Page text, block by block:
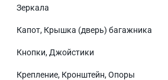
Зеркала
Капот, Крышка (дверь) багажника
Кнопки, Джойстики
Крепление, Кронштейн, Опоры